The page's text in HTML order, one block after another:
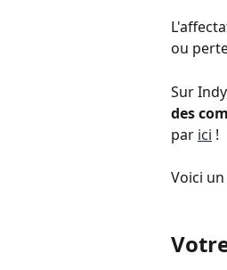
ou
Sur
des
par ici !
Voici